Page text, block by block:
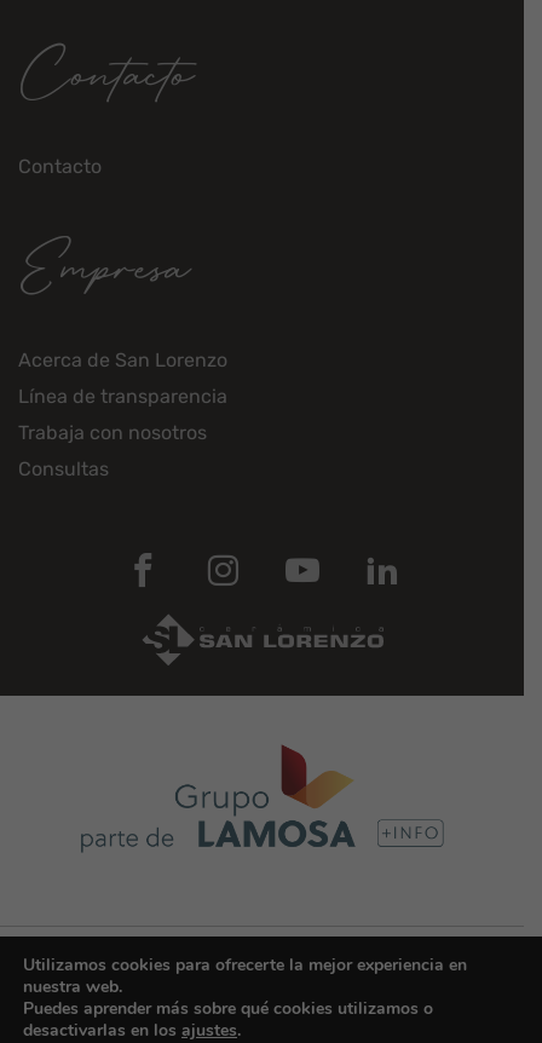
Contacto
Contacto
Empresa
Acerca de San Lorenzo
Línea de transparencia
Trabaja con nosotros
Consultas
© Copyright 2025 | CERÁMICA SAN LORENZO COLOMBIA - Grupo Lamosa |
Todos los derechos reservados -
Utilizamos cookies para ofrecerte la mejor experiencia en
nuestra web.
Puedes aprender más sobre qué cookies utilizamos o
desactivarlas en los ajustes.